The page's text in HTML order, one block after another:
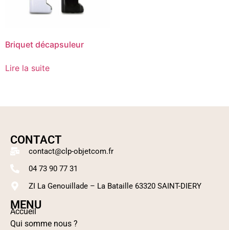
Briquet décapsuleur
Lire la suite
MENU
Accueil
Qui somme nous ?
CONTACT
contact@clp-objetcom.fr
04 73 90 77 31
ZI La Genouillade – La Bataille 63320 SAINT-DIERY